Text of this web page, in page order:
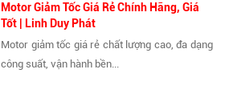
Motor Giảm Tốc Giá Rẻ Chính Hãng, Giá
Tốt | Linh Duy Phát
Motor giảm tốc giá rẻ chất lượng cao, đa dạng
công suất, vận hành bền...